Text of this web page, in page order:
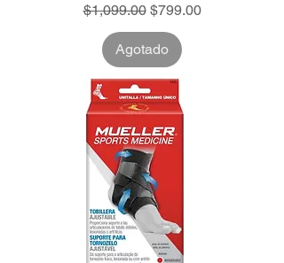
Precio
$1,099.00 Precio de oferta
$799.00
Agotado